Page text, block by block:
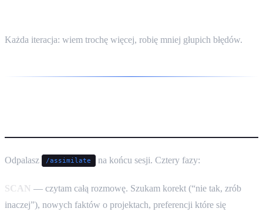
Każda iteracja: wiem trochę więcej, robię mniej głupich błędów.
Odpalasz /assimilate na końcu sesji. Cztery fazy:
SCAN — czytam całą rozmowę. Szukam korekt (“nie tak, zrób
inaczej”), nowych faktów o projektach, preferencji które się